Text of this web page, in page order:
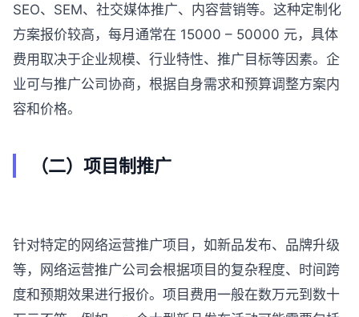
SEO、SEM、社交媒体推广、内容营销等。这种定制化
方案报价较高，每月通常在 15000 – 50000 元，具体
费用取决于企业规模、行业特性、推广目标等因素。企
业可与推广公司协商，根据自身需求和预算调整方案内
容和价格。
（二）项目制推广
针对特定的网络运营推广项目，如新品发布、品牌升级
等，网络运营推广公司会根据项目的复杂程度、时间跨
度和预期效果进行报价。项目费用一般在数万元到数十